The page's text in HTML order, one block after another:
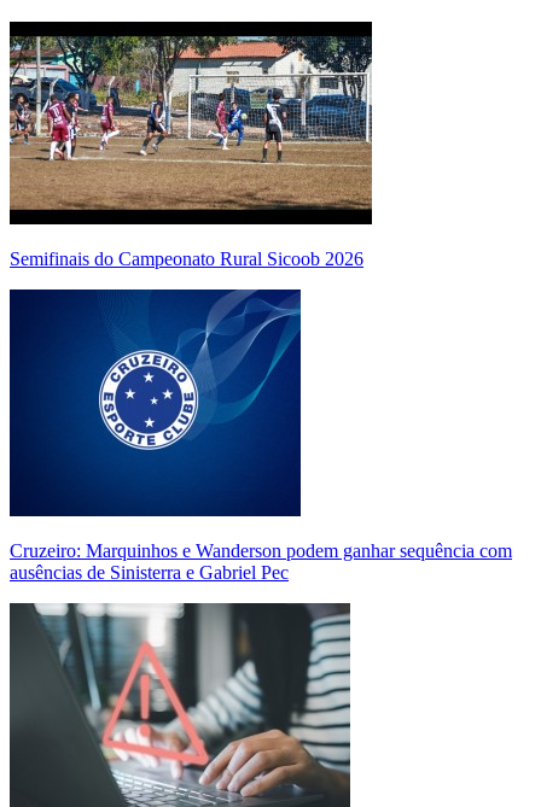
Semifinais do Campeonato Rural Sicoob 2026
Cruzeiro: Marquinhos e Wanderson podem ganhar sequência com
ausências de Sinisterra e Gabriel Pec